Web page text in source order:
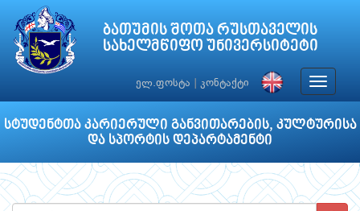
ბათუმის შოთა რუსთაველის
სახელმწიფო უნივერსიტეტი
ელ.ფოსტა კონტაქტი
Toggle
სტუდენტთა კარიერული განვითარების, კულტურისა
და სპორტის დეპარტამენტი